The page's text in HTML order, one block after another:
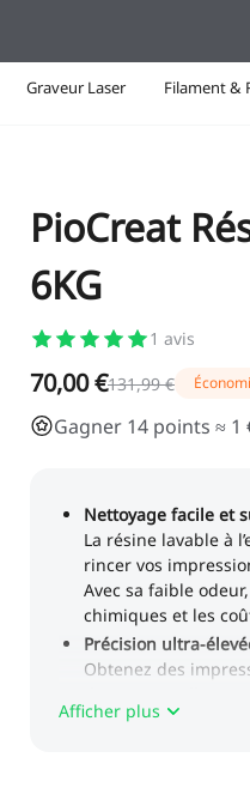
Graveur Laser Filament &
PioCreat
6KG
1 avis
70,00 €131,99 €
Gagner 14 points ≈ 1
Afficher plus